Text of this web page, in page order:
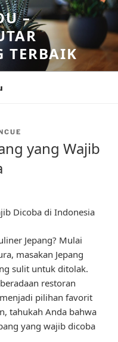
–
TERBAIK
yang Wajib
Dicoba di Indonesia
Jepang? Mulai
masakan Jepang
sulit untuk ditolak.
restoran
pilihan favorit
tahukah Anda bahwa
yang wajib dicoba